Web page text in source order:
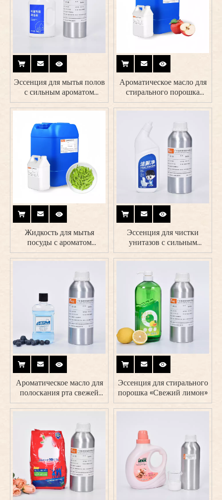
ознакомиться с полной серией Clean Scent и подобрать
решения, соответствующие видению вашего бренда.
Эссенция для мытья полов
с сильным ароматом
высокой чистоты
Ароматическое масло для
стирального порошка
Apple
Жидкость для мытья
посуды с ароматом
свежего зеленого чая и
маслом
Эссенция для чистки
унитазов с сильным
ароматом
Ароматическое масло для
полоскания рта свежей
черники
Эссенция для стирального
порошка «Свежий лимон»